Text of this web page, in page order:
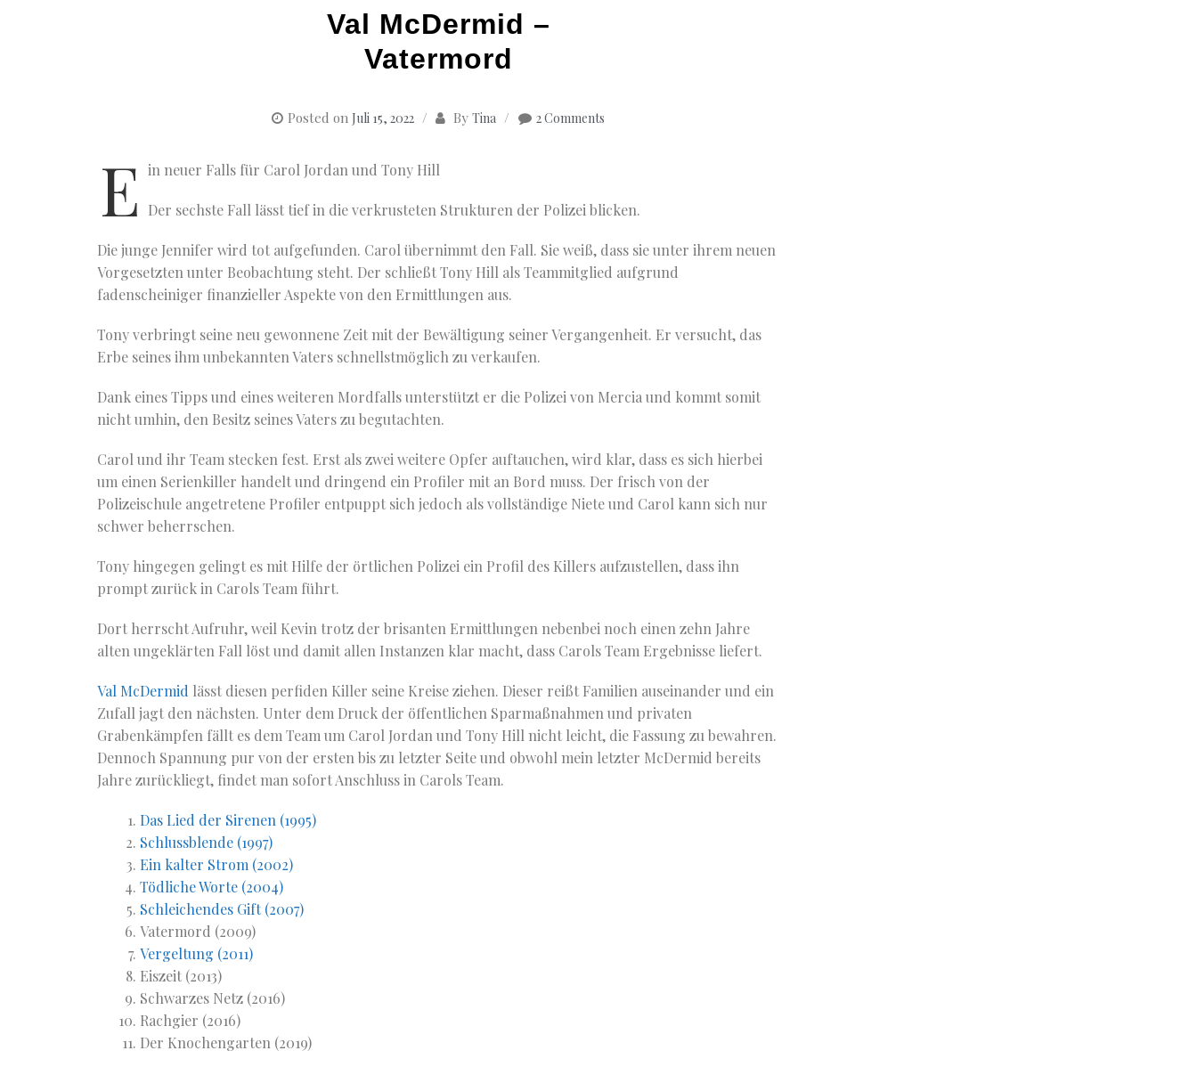
Val McDermid –
Vatermord
Posted on Juli 15, 2022 ByTina 2 Comments
E in neuer Falls für Carol Jordan und Tony Hill
Der sechste Fall lässt tief in die verkrusteten Strukturen der Polizei blicken.
Die junge Jennifer wird tot aufgefunden. Carol übernimmt den Fall. Sie weiß, dass sie unter ihrem neuen
Vorgesetzten unter Beobachtung steht. Der schließt Tony Hill als Teammitglied aufgrund
fadenscheiniger finanzieller Aspekte von den Ermittlungen aus.
Tony verbringt seine neu gewonnene Zeit mit der Bewältigung seiner Vergangenheit. Er versucht, das
Erbe seines ihm unbekannten Vaters schnellstmöglich zu verkaufen.
Dank eines Tipps und eines weiteren Mordfalls unterstützt er die Polizei von Mercia und kommt somit
nicht umhin, den Besitz seines Vaters zu begutachten.
Carol und ihr Team stecken fest. Erst als zwei weitere Opfer auftauchen, wird klar, dass es sich hierbei
um einen Serienkiller handelt und dringend ein Profiler mit an Bord muss. Der frisch von der
Polizeischule angetretene Profiler entpuppt sich jedoch als vollständige Niete und Carol kann sich nur
schwer beherrschen.
Tony hingegen gelingt es mit Hilfe der örtlichen Polizei ein Profil des Killers aufzustellen, dass ihn
prompt zurück in Carols Team führt.
Dort herrscht Aufruhr, weil Kevin trotz der brisanten Ermittlungen nebenbei noch einen zehn Jahre
alten ungeklärten Fall löst und damit allen Instanzen klar macht, dass Carols Team Ergebnisse liefert.
Val McDermid lässt diesen perfiden Killer seine Kreise ziehen. Dieser reißt Familien auseinander und ein
Zufall jagt den nächsten. Unter dem Druck der öffentlichen Sparmaßnahmen und privaten
Grabenkämpfen fällt es dem Team um Carol Jordan und Tony Hill nicht leicht, die Fassung zu bewahren.
Dennoch Spannung pur von der ersten bis zu letzter Seite und obwohl mein letzter McDermid bereits
Jahre zurückliegt, findet man sofort Anschluss in Carols Team.
Das Lied der Sirenen (1995)
Schlussblende (1997)
Ein kalter Strom (2002)
Tödliche Worte (2004)
Schleichendes Gift (2007)
Vatermord (2009)
Vergeltung (2011)
Eiszeit (2013)
Schwarzes Netz (2016)
Rachgier (2016)
Der Knochengarten (2019)